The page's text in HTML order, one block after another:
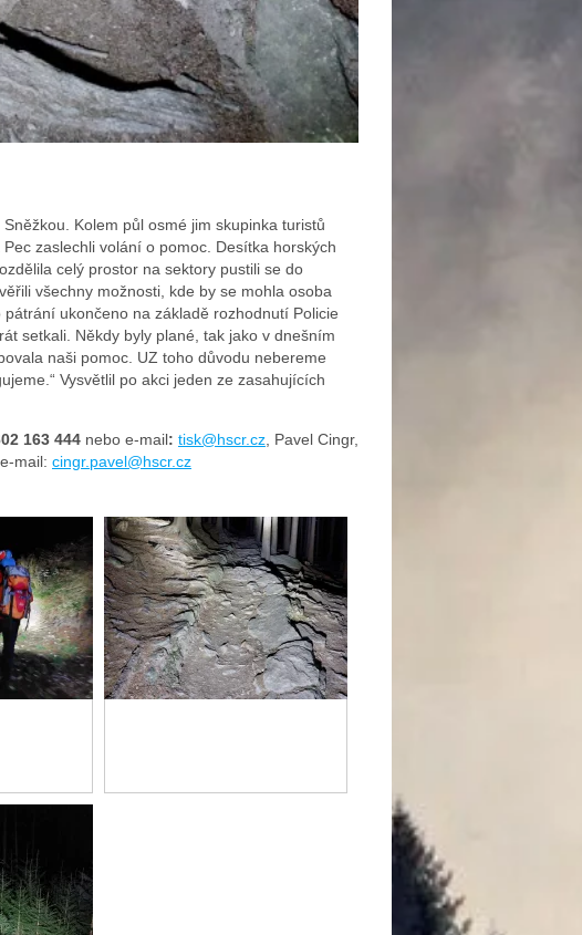
Kolem půl osmé jim skupinka turistů
zaslechli volání o pomoc. Desítka horských
celý prostor na sektory pustili se do
všechny možnosti, kde by se mohla osoba
ukončeno na základě rozhodnutí Policie
setkali. Někdy byly plané, tak jako v dnešním
naši pomoc. UZ toho důvodu nebereme
Vysvětlil po akci jeden ze zasahujících
2 163 444 nebo e-mail: tisk@hscr.cz Pavel Cingr,
e-mail: cingr.pavel@hscr.cz